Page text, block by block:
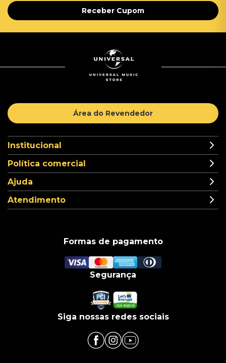
Receber Cupom
Área do Revendedor
Institucional
Política comercial
Ajuda
Atendimento
Formas de pagamento
Segurança
Siga nossas redes sociais